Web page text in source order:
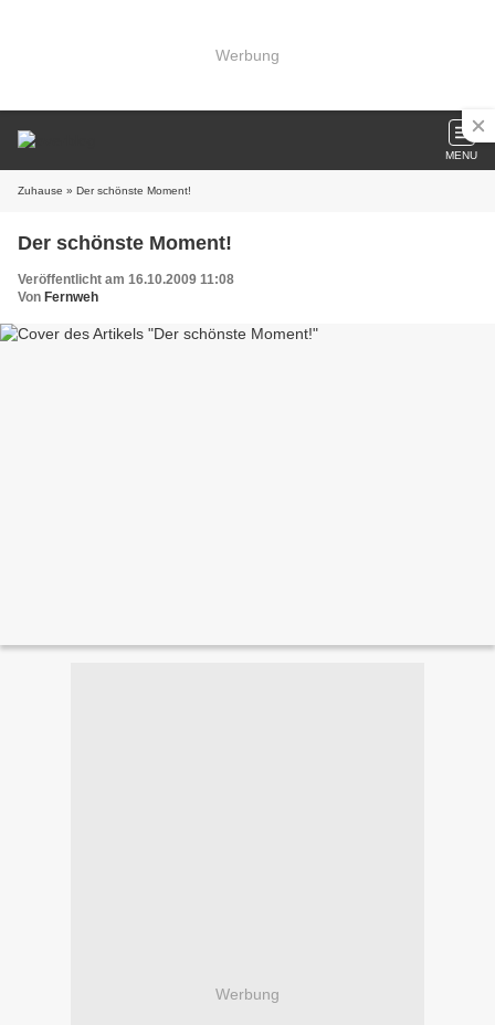
Werbung
MENU
Zuhause » Der schönste Moment!
Der schönste Moment!
Veröffentlicht am 16.10.2009 11:08
Von Fernweh
Werbung